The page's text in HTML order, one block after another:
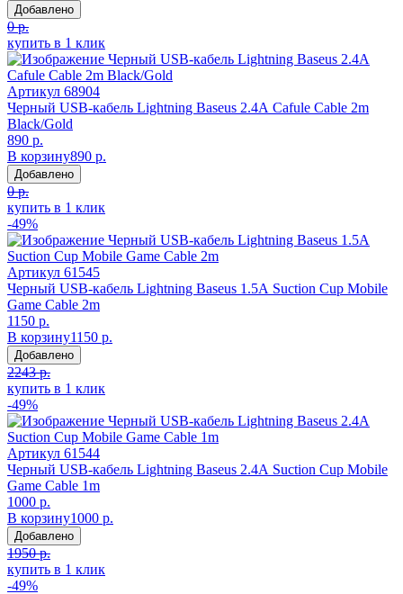
Добавлено
0 р.
купить в 1 клик
Артикул 68904
Черный USB-кабель Lightning Baseus 2.4А Cafule Cable 2m
Black/Gold
890 р.
В корзину890 р.
Добавлено
0 р.
купить в 1 клик
-49%
Артикул 61545
Черный USB-кабель Lightning Baseus 1.5А Suction Cup Mobile
Game Cable 2m
1150 р.
В корзину1150 р.
Добавлено
2243 р.
купить в 1 клик
-49%
Артикул 61544
Черный USB-кабель Lightning Baseus 2.4А Suction Cup Mobile
Game Cable 1m
1000 р.
В корзину1000 р.
Добавлено
1950 р.
купить в 1 клик
-49%